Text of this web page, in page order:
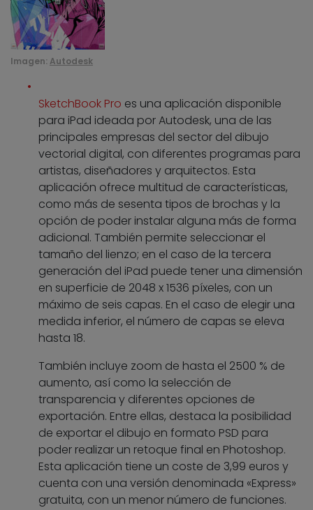
Imagen: Autodesk
SketchBook Pro es una aplicación disponible
para iPad ideada por Autodesk, una de las
principales empresas del sector del dibujo
vectorial digital, con diferentes programas para
artistas, diseñadores y arquitectos. Esta
aplicación ofrece multitud de características,
como más de sesenta tipos de brochas y la
opción de poder instalar alguna más de forma
adicional. También permite seleccionar el
tamaño del lienzo; en el caso de la tercera
generación del iPad puede tener una dimensión
en superficie de 2048 x 1536 píxeles, con un
máximo de seis capas. En el caso de elegir una
medida inferior, el número de capas se eleva
hasta 18.
También incluye zoom de hasta el 2500 % de
aumento, así como la selección de
transparencia y diferentes opciones de
exportación. Entre ellas, destaca la posibilidad
de exportar el dibujo en formato PSD para
poder realizar un retoque final en Photoshop.
Esta aplicación tiene un coste de 3,99 euros y
cuenta con una versión denominada «Express»
gratuita, con un menor número de funciones.